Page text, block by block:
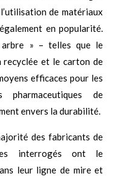
de matériaux
en popularité.
arbre » – telles que le
recyclée et le carton de
efficaces pour les
de
envers la durabilité.
des fabricants de
interrogés ont le
leur ligne de mire et